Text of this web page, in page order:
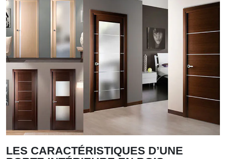
LES CARACTÉRISTIQUES D’UNE